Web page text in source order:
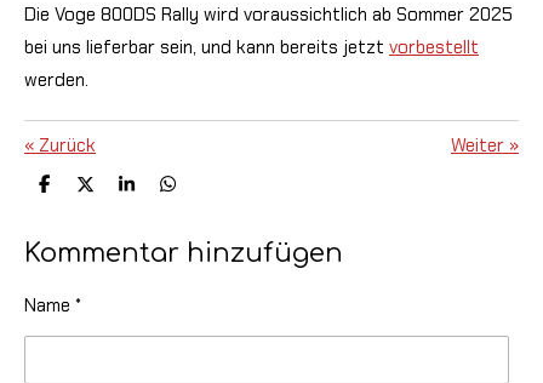
Die Voge 800DS Rally wird voraussichtlich ab Sommer 2025
bei uns lieferbar sein, und kann bereits jetzt vorbestellt
werden.
« Zurück Weiter »
T
l
e
T
l
e
T
l
e
T
e
Kommentar hinzufügen
Name *